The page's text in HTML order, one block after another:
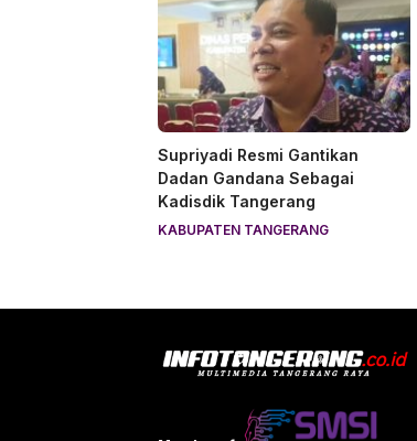
Supriyadi Resmi Gantikan
Dadan Gandana Sebagai
Kadisdik Tangerang
KABUPATEN TANGERANG